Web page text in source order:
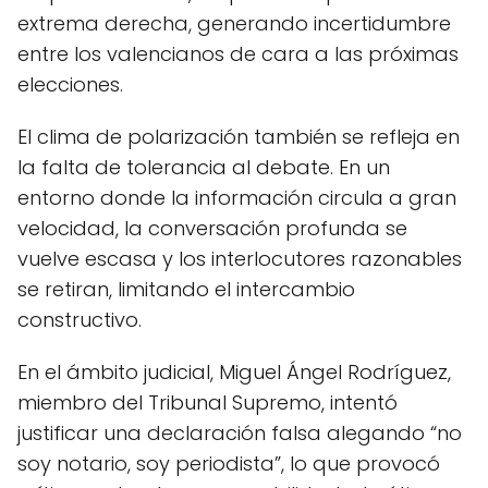
extrema derecha, generando incertidumbre
entre los valencianos de cara a las próximas
elecciones.
El clima de polarización también se refleja en
la falta de tolerancia al debate. En un
entorno donde la información circula a gran
velocidad, la conversación profunda se
vuelve escasa y los interlocutores razonables
se retiran, limitando el intercambio
constructivo.
En el ámbito judicial, Miguel Ángel Rodríguez,
miembro del Tribunal Supremo, intentó
justificar una declaración falsa alegando “no
soy notario, soy periodista”, lo que provocó